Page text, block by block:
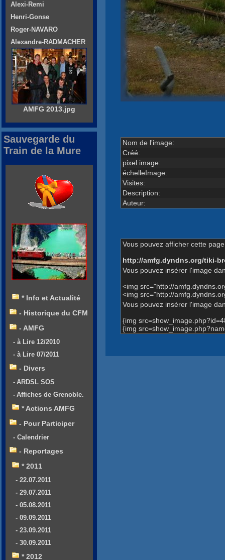
Nom de l'image:
Créé:
pixel image:
échelleImage:
Visites:
Description:
Auteur:
Vous pouvez afficher cette
http://amfg.dyndns.org/tiki-
Vous pouvez insérer l'image
<img src="http://
<img src="http://
Vous pouvez insérer l'image
{img
{img
Alexi-Remi
Henri-Gonse
Roger-NAVARO
Alexandre-RADMACHER
AMFG 2013.jpg
Sauvegarde du
Train de la Mure
* Info et Actualité
- Historique du CFM
- AMFG
- à Lire 12/2010
- à Lire 07/2011
- Divers
- ARDSL SOS
- Affiches de Grenoble.
* Actions AMFG
- Pour Participer
- Calendrier
- Reportages
* 2011
- 22.07.2011
- 29.07.2011
- 05.08.2011
- 09.09.2011
- 23.09.2011
- 30.09.2011
* 2012